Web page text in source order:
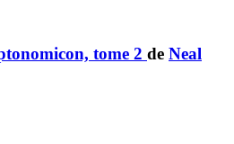
tome 2 de Neal